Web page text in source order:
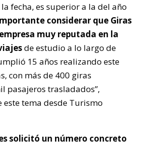
fecha, es superior a la del año
considerar que Giras
muy reputada en la
de estudio a lo largo de
15 años realizando este
con más de 400 giras
pasajeros trasladados”,
este tema desde Turismo
solicitó un número concreto